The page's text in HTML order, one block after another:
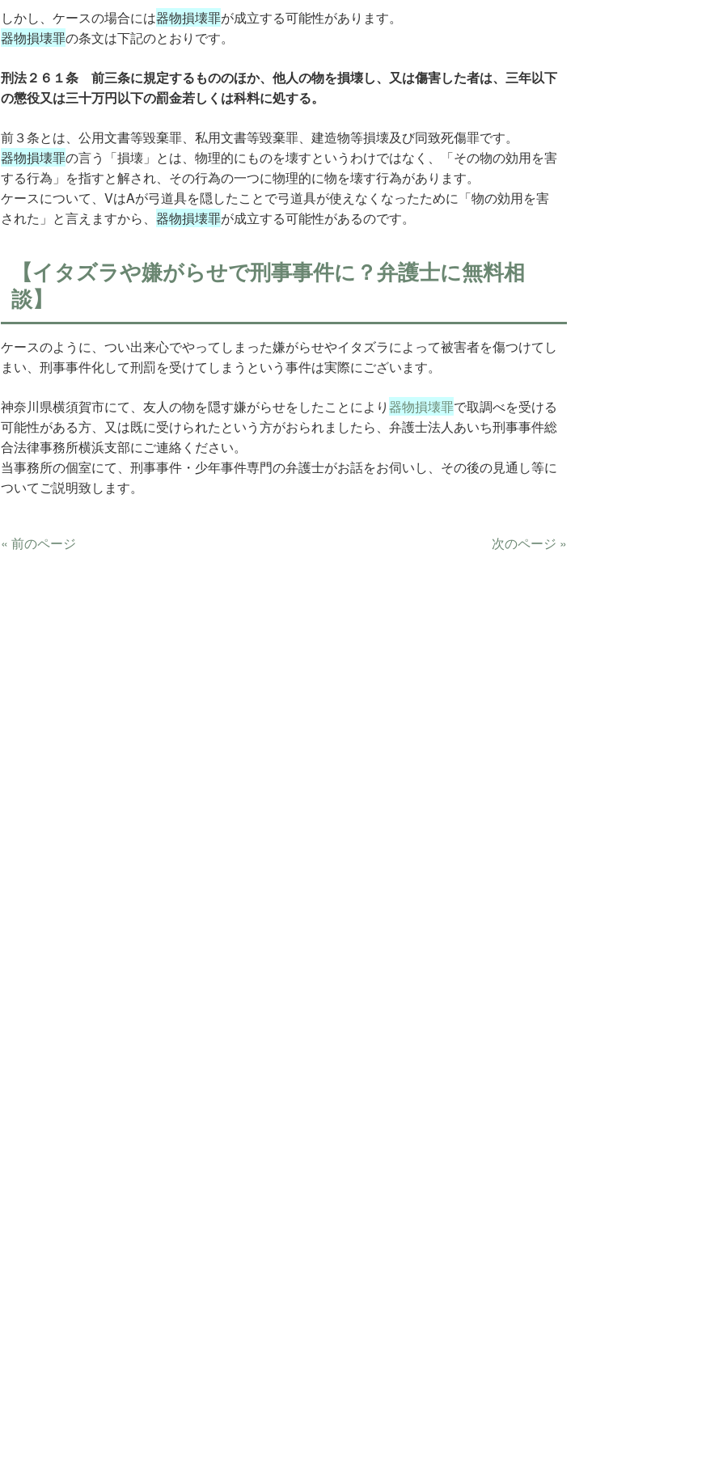
しかし、ケースの場合には器物損壊罪が成立する可能性があります。
器物損壊罪の条文は下記のとおりです。
刑法２６１条 前三条に規定するもののほか、他人の物を損壊し、又は傷害した者は、三年以下
の懲役又は三十万円以下の罰金若しくは科料に処する。
前３条とは、公用文書等毀棄罪、私用文書等毀棄罪、建造物等損壊及び同致死傷罪です。
器物損壊罪の言う「損壊」とは、物理的にものを壊すというわけではなく、「その物の効用を害
する行為」を指すと解され、その行為の一つに物理的に物を壊す行為があります。
ケースについて、VはAが弓道具を隠したことで弓道具が使えなくなったために「物の効用を害
された」と言えますから、 器物損壊罪が成立する可能性があるのです。
【イタズラや嫌がらせで刑事事件に？弁護士に無料相
談】
ケースのように、つい出来心でやってしまった嫌がらせやイタズラによって被害者を傷つけてし
まい、刑事事件化して刑罰を受けてしまうという事件は実際にございます。
神奈川県横須賀市にて、友人の物を隠す嫌がらせをしたことにより器物損壊罪で取調べを受ける
可能性がある方、又は既に受けられたという方がおられましたら、弁護士法人あいち刑事事件総
合法律事務所横浜支部にご連絡ください。
当事務所の個室にて、刑事事件・少年事件専門の弁護士がお話をお伺いし、その後の見通し等に
ついてご説明致します。
« 前のページ 次のページ »